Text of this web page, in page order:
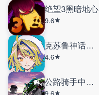
绝望3黑暗地心
9.6
克苏鲁神话疯狂低语
4.6
公路骑手中文版